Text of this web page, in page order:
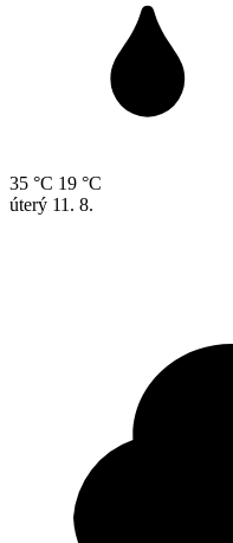
35 °C 19 °C
úterý 11. 8.